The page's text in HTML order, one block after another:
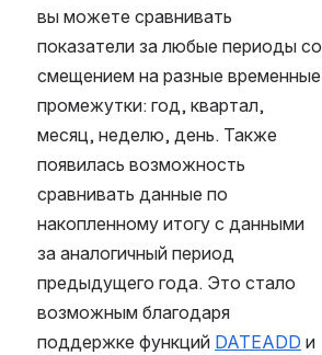
вы можете сравнивать
показатели за любые периоды со
смещением на разные временные
промежутки: год, квартал,
месяц, неделю, день. Также
появилась возможность
сравнивать данные по
накопленному итогу с данными
за аналогичный период
предыдущего года. Это стало
возможным благодаря
поддержке функций DATEADD